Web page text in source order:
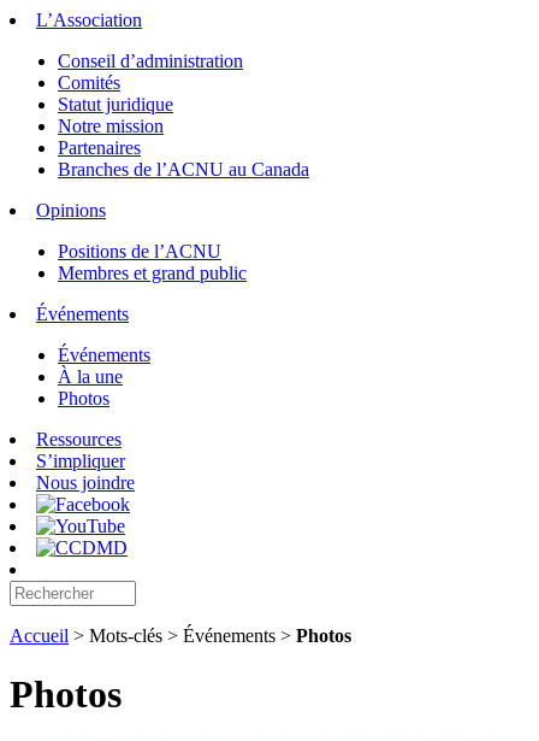
L’Association
Conseil d’administration
Comités
Statut juridique
Notre mission
Partenaires
Branches de l’ACNU au Canada
Opinions
Positions de l’ACNU
Membres et grand public
Événements
Événements
À la une
Photos
Ressources
S’impliquer
Nous joindre
Accueil > Mots-clés > Événements > Photos
Photos